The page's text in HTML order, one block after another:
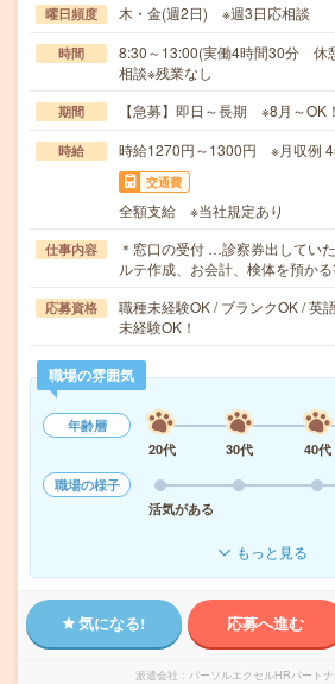
曜日頻度 木・金(週2日) ※週3日応相談
時間
8:30～13:00(実働4時間30分 休
相談※残業なし
期間 【急募】即日～長期 ※8月～OK！
時給 時給1270円～1300円 ※月収例
交通費
全額支給 ※当社規定あり
仕事内容
＊窓口の受付 …診察券出してい
ルテ作成、お会計、検体を預か
応募資格
職種未経験OK / ブランクOK / 英
未経験OK！
職場の雰囲気
年齢層
20代
30代 40代
職場の様子
活気がある
もっと見る
気になる! 応募へ進む
派遣会社 パーソルエクセルHRパート